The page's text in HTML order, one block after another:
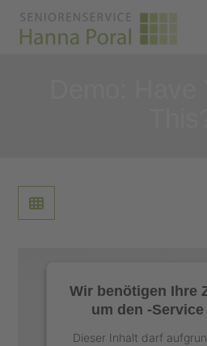
Wir benötigen Ihre
um den -
Dieser Inhalt darf